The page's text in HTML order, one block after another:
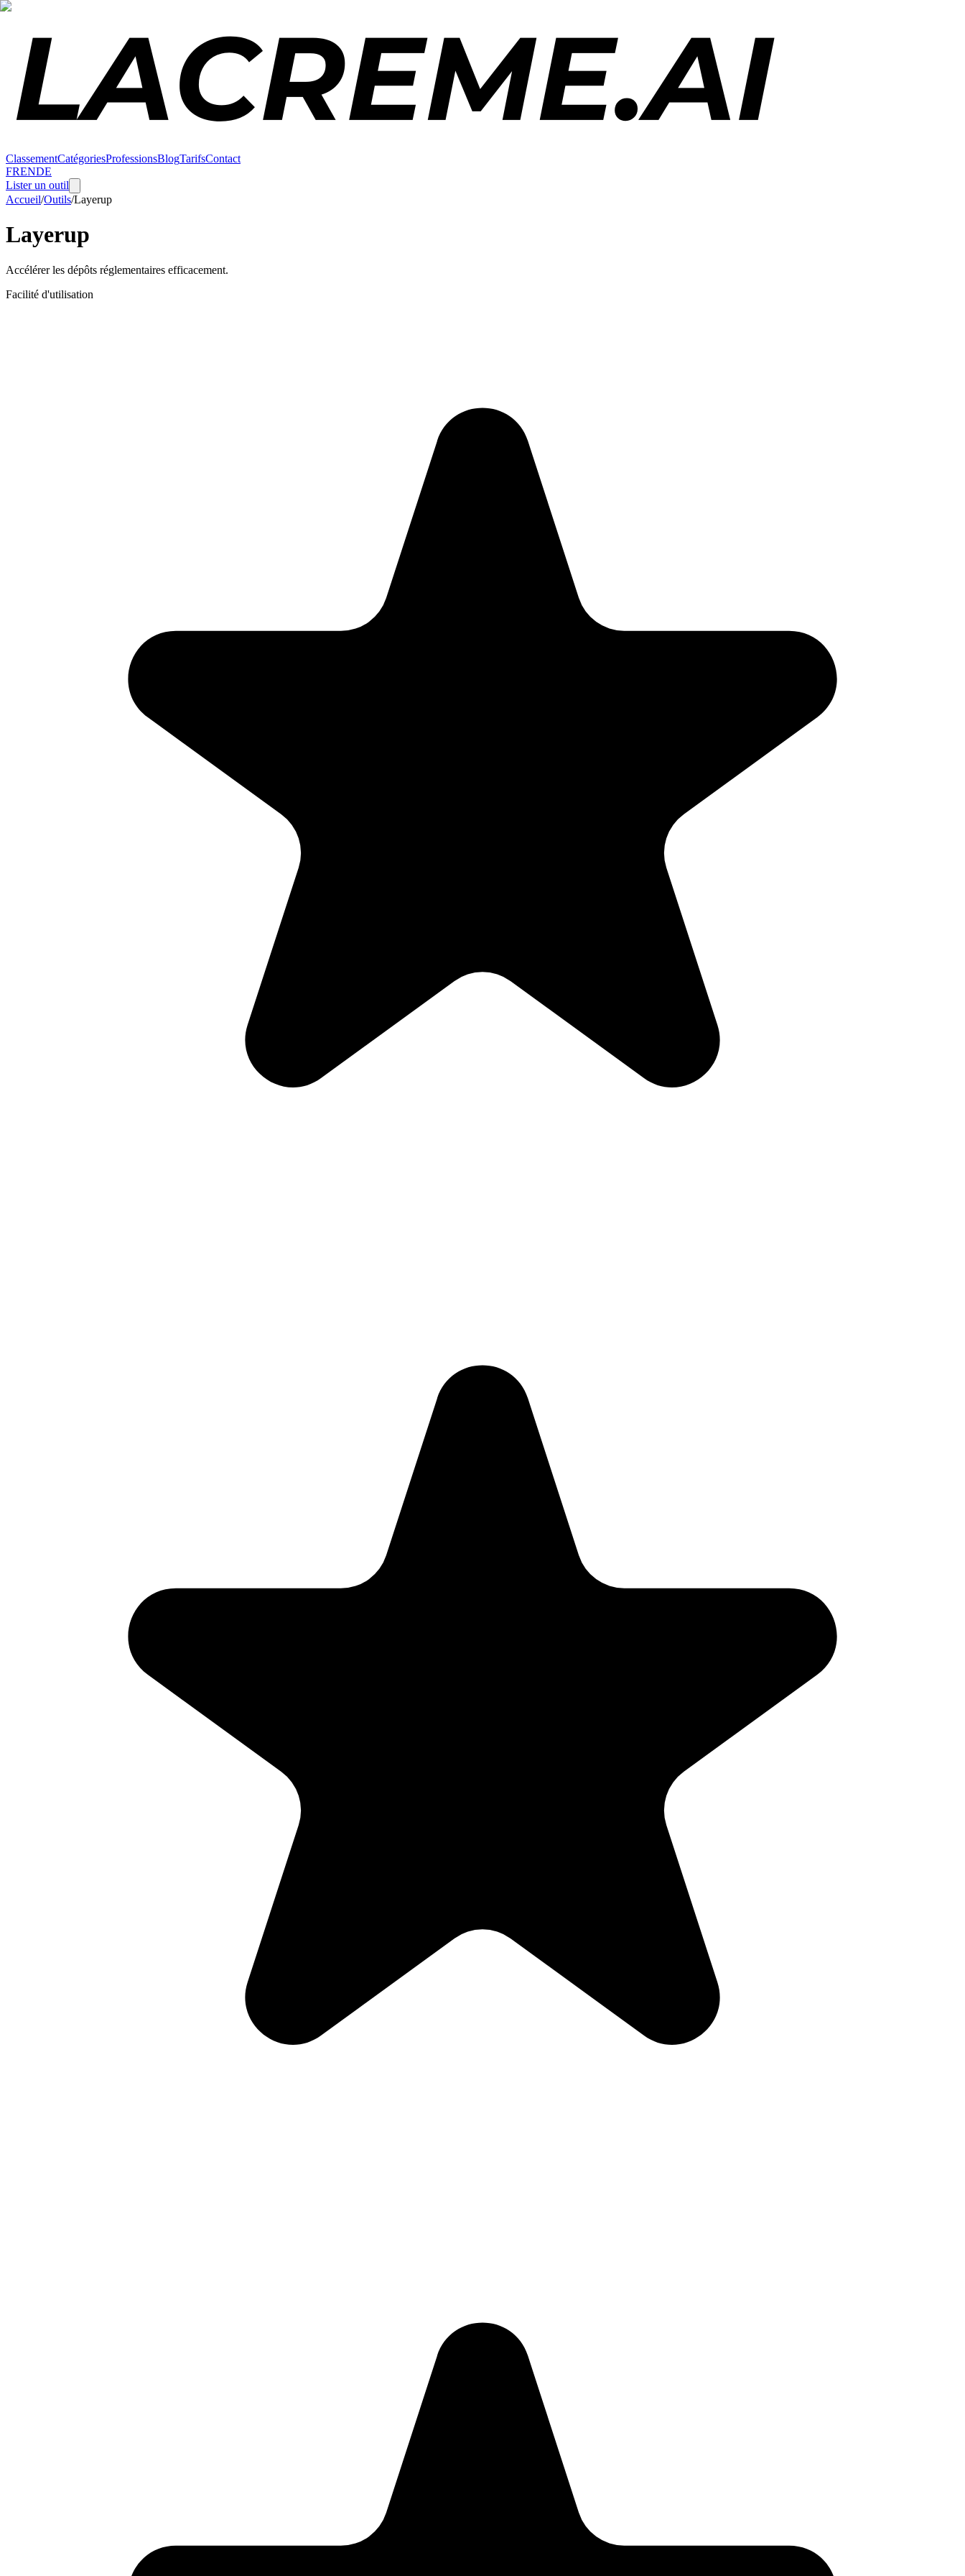
ClassementCatégoriesProfessionsBlogTarifsContact
FRENDE
Lister un outil
Accueil/Outils/Layerup
Layerup
Accélérer les dépôts réglementaires efficacement.
Facilité d'utilisation